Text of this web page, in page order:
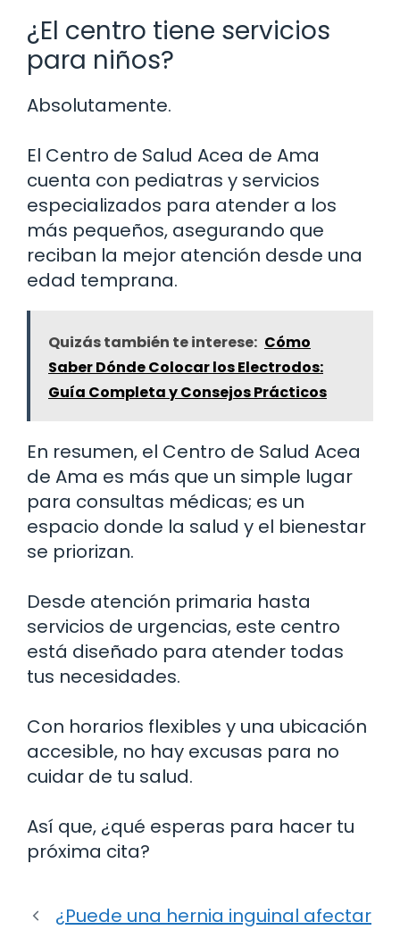
¿El centro tiene servicios
para niños?
Absolutamente.
El Centro de Salud Acea de Ama
cuenta con pediatras y servicios
especializados para atender a los
más pequeños, asegurando que
reciban la mejor atención desde una
edad temprana.
Quizás también te interese: Cómo
Saber Dónde Colocar los Electrodos:
Guía Completa y Consejos Prácticos
En resumen, el Centro de Salud Acea
de Ama es más que un simple lugar
para consultas médicas; es un
espacio donde la salud y el bienestar
se priorizan.
Desde atención primaria hasta
servicios de urgencias, este centro
está diseñado para atender todas
tus necesidades.
Con horarios flexibles y una ubicación
accesible, no hay excusas para no
cuidar de tu salud.
Así que, ¿qué esperas para hacer tu
próxima cita?
¿Puede una hernia inguinal afectar